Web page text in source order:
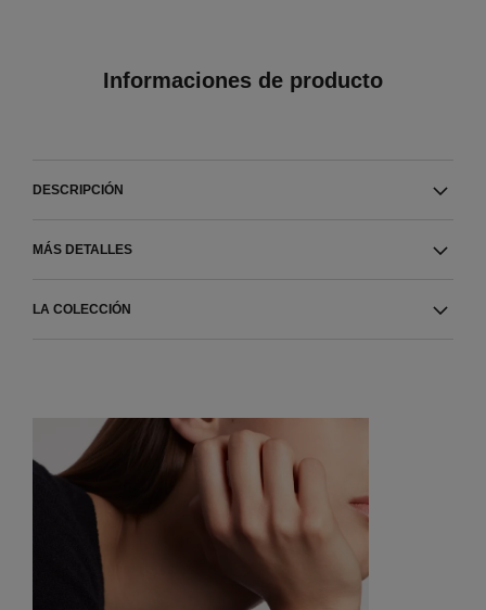
Informaciones de producto
DESCRIPCIÓN
MÁS DETALLES
LA COLECCIÓN